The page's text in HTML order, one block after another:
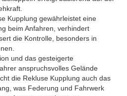
Kupplung gewährleistet eine
beim Anfahren, verhindert
die Kontrolle, besonders in
und das gesteigerte
anspruchsvolles Gelände
die Rekluse Kupplung auch das
was Federung und Fahrwerk